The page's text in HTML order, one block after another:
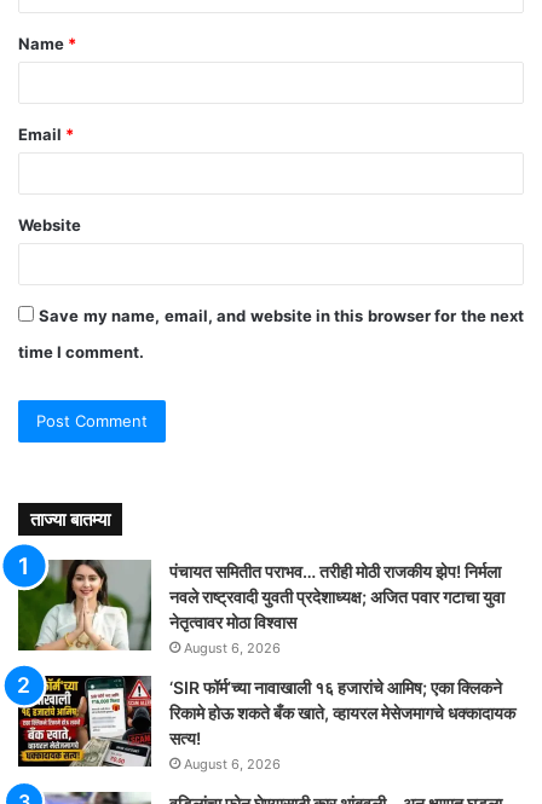
t
*
Name *
Email *
Website
Save my name, email, and website in this browser for the next
time I comment.
ताज्या बातम्या
पंचायत समितीत पराभव… तरीही मोठी राजकीय झेप! निर्मला
नवले राष्ट्रवादी युवती प्रदेशाध्यक्ष; अजित पवार गटाचा युवा
नेतृत्वावर मोठा विश्वास
August 6, 2026
‘SIR फॉर्म’च्या नावाखाली १६ हजारांचे आमिष; एका क्लिकने
रिकामे होऊ शकते बँक खाते, व्हायरल मेसेजमागचे धक्कादायक
सत्य!
August 6, 2026